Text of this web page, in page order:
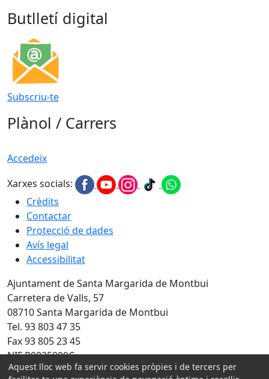
Butlletí digital
Subscriu-te
Plànol / Carrers
Accedeix
Xarxes socials:
Crèdits
Contactar
Protecció de dades
Avís legal
Accessibilitat
Ajuntament de Santa Margarida de Montbui
Carretera de Valls, 57
08710 Santa Margarida de Montbui
Tel. 93 803 47 35
Fax 93 805 23 45
NIF P0825000C
Aquest lloc web fa servir cookies pròpies i de tercers per